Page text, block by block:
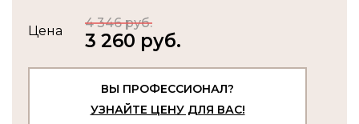
Цена
4 346 руб.
3 260 руб.
ВЫ ПРОФЕССИОНАЛ?
УЗНАЙТЕ ЦЕНУ ДЛЯ ВАС!